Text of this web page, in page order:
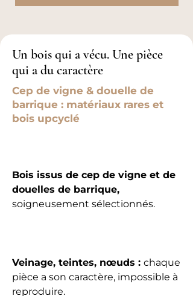
Un bois qui a vécu. Une pièce
qui a du caractère
Cep de vigne & douelle de
barrique : matériaux rares et
bois upcyclé
Bois issus de cep de vigne et de
douelles de barrique,
soigneusement sélectionnés.
Veinage, teintes, nœuds : chaque
pièce a son caractère, impossible à
reproduire.